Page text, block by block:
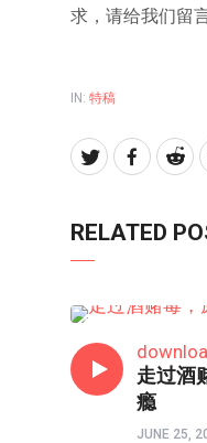
求，请给我们留
IN: 特稿
RELATED
走过酒
瘾
JUNE 25,